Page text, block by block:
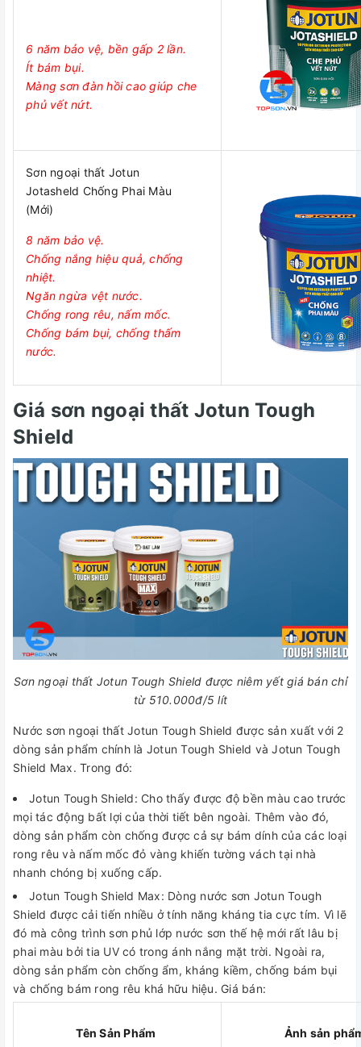
6 năm bảo vệ, bền gấp 2 lần.
Ít bám bụi.
Màng sơn đàn hồi cao giúp che
phủ vết nứt.
Sơn ngoại thất Jotun
Jotasheld Chống Phai Màu
(Mới)
8 năm bảo vệ.
Chống nắng hiệu quả, chống
nhiệt.
Ngăn ngừa vệt nước.
Chống rong rêu, nấm mốc.
Chống bám bụi, chống thấm
nước.
Giá sơn ngoại thất Jotun Tough
Shield
Sơn ngoại thất Jotun Tough Shield được niêm yết giá bán chỉ
từ 510.000đ/5 lít
Nước sơn ngoại thất Jotun Tough Shield được sản xuất với 2
dòng sản phẩm chính là Jotun Tough Shield và Jotun Tough
Shield Max. Trong đó:
Jotun Tough Shield: Cho thấy được độ bền màu cao trước
mọi tác động bất lợi của thời tiết bên ngoài. Thêm vào đó,
dòng sản phẩm còn chống được cả sự bám dính của các loại
rong rêu và nấm mốc đỏ vàng khiến tường vách tại nhà
nhanh chóng bị xuống cấp.
Jotun Tough Shield Max: Dòng nước sơn Jotun Tough
Shield được cải tiến nhiều ở tính năng kháng tia cực tím. Vì lẽ
đó mà công trình sơn phủ lớp nước sơn thế hệ mới rất lâu bị
phai màu bởi tia UV có trong ánh nắng mặt trời. Ngoài ra,
dòng sản phẩm còn chống ẩm, kháng kiềm, chống bám bụi
và chống bám rong rêu khá hữu hiệu. Giá bán:
Tên Sản Phẩm Ảnh sản